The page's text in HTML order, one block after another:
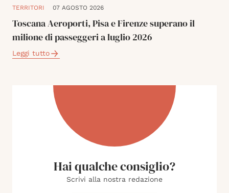
TERRITORI 07 AGOSTO 2026
Toscana Aeroporti, Pisa e Firenze superano il
milione di passeggeri a luglio 2026
Leggi tutto
Hai qualche consiglio?
Scrivi alla nostra redazione